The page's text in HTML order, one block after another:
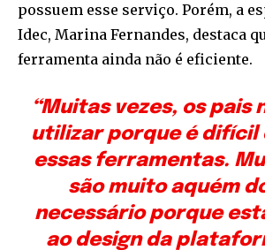
possuem esse serviço. Porém, a
Idec, Marina Fernandes, destaca
ferramenta ainda não é eficiente.
“Muitas vezes, os pais
utilizar porque é difícil
essas ferramentas.
são muito aquém
necessário porque
ao design da